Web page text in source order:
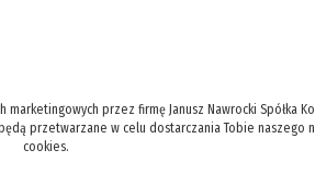
przez firmę Janusz Nawrocki Spółka
przetwarzane w celu dostarczania Tobie naszego
cookies.